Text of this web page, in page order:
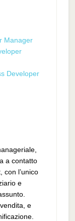
Manager
Developer
a contatto
con l’unico
e
e